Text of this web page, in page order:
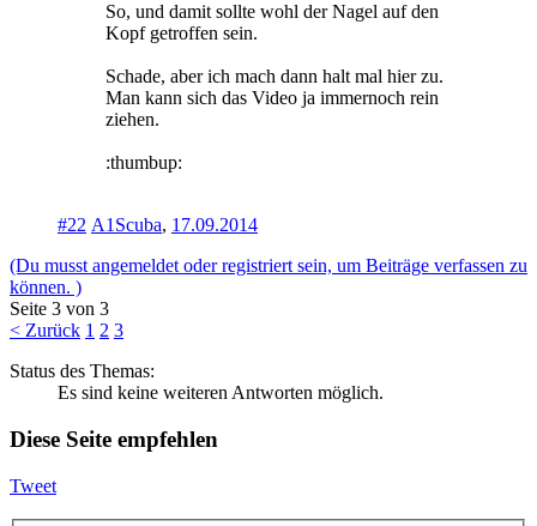
So, und damit sollte wohl der Nagel auf den
Kopf getroffen sein.
Schade, aber ich mach dann halt mal hier zu.
Man kann sich das Video ja immernoch rein
ziehen.
:thumbup:
#22 A1Scuba, 17.09.2014
(Du musst angemeldet oder registriert sein, um Beiträge verfassen zu
können. )
Seite 3 von 3
< Zurück 1 2 3
Status des Themas:
Es sind keine weiteren Antworten möglich.
Diese Seite empfehlen
Tweet